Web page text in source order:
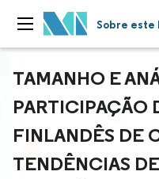
Sobre este
TAMANHO E
PARTICIPAÇÃO
FINLANDÊS DE
TENDÊNCIAS